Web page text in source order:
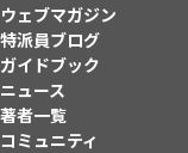
ウェブマガジン
特派員ブログ
ガイドブック
ニュース
著者一覧
コミュニティ